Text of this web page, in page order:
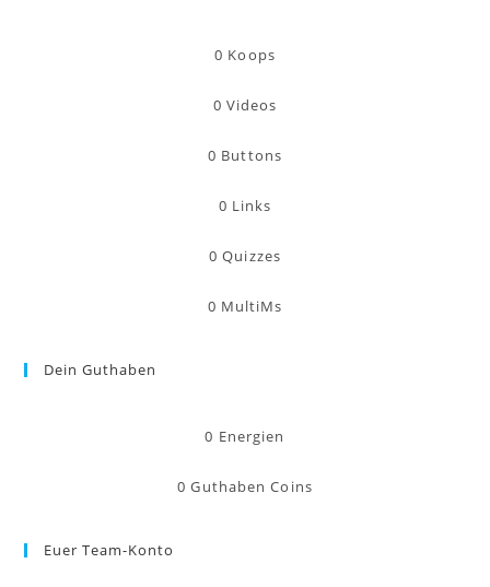
0 Koops
0 Videos
0 Buttons
0 Links
0 Quizzes
0 MultiMs
Dein Guthaben
0 Energien
0 Guthaben Coins
Euer Team-Konto